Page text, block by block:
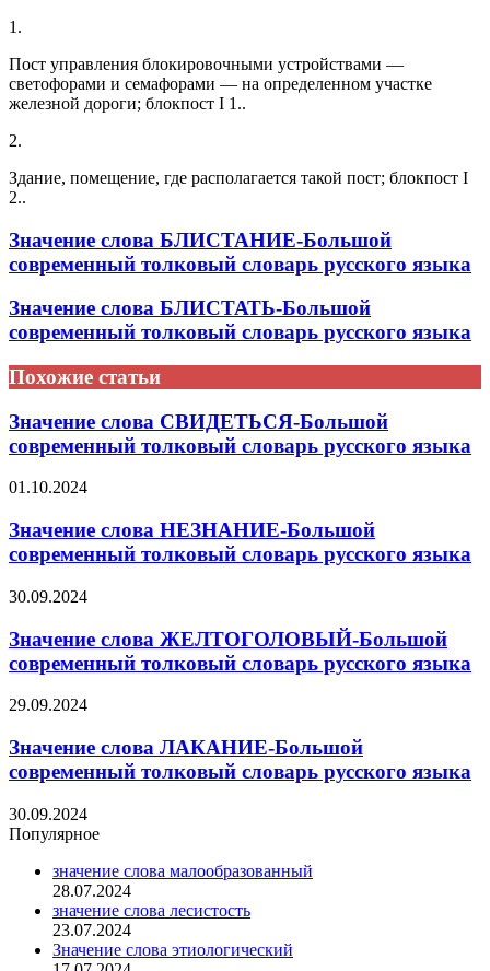
1.
Пост управления блокировочными устройствами —
светофорами и семафорами — на определенном участке
железной дороги; блокпост I 1..
2.
Здание, помещение, где располагается такой пост; блокпост I
2..
Значение слова БЛИСТАНИЕ-Большой
современный толковый словарь русского языка
Значение слова БЛИСТАТЬ-Большой
современный толковый словарь русского языка
Похожие статьи
Значение слова СВИДЕТЬСЯ-Большой
современный толковый словарь русского языка
01.10.2024
Значение слова НЕЗНАНИЕ-Большой
современный толковый словарь русского языка
30.09.2024
Значение слова ЖЕЛТОГОЛОВЫЙ-Большой
современный толковый словарь русского языка
29.09.2024
Значение слова ЛАКАНИЕ-Большой
современный толковый словарь русского языка
30.09.2024
Популярное
значение слова малообразованный
28.07.2024
значение слова лесистость
23.07.2024
Значение слова этиологический